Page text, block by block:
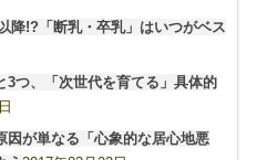
降!?「断乳・卒乳」はいつがベス
3つ、「次世代を育てる」具体的
因が単なる「心象的な居心地悪